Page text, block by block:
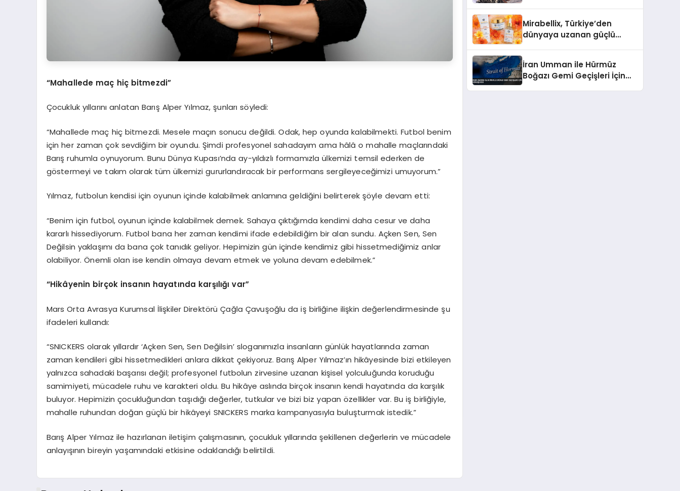
“Mahallede maç hiç bitmezdi”
Çocukluk yıllarını anlatan Barış Alper Yılmaz, şunları söyledi:
“Mahallede maç hiç bitmezdi. Mesele maçın sonucu değildi. Odak, hep oyunda kalabilmekti. Futbol benim
için her zaman çok sevdiğim bir oyundu. Şimdi profesyonel sahadayım ama hâlâ o mahalle maçlarındaki
Barış ruhumla oynuyorum. Bunu Dünya Kupası’nda ay-yıldızlı formamızla ülkemizi temsil ederken de
göstermeyi ve takım olarak tüm ülkemizi gururlandıracak bir performans sergileyeceğimizi umuyorum.”
Yılmaz, futbolun kendisi için oyunun içinde kalabilmek anlamına geldiğini belirterek şöyle devam etti:
“Benim için futbol, oyunun içinde kalabilmek demek. Sahaya çıktığımda kendimi daha cesur ve daha
kararlı hissediyorum. Futbol bana her zaman kendimi ifade edebildiğim bir alan sundu. Açken Sen, Sen
Değilsin yaklaşımı da bana çok tanıdık geliyor. Hepimizin gün içinde kendimiz gibi hissetmediğimiz anlar
olabiliyor. Önemli olan ise kendin olmaya devam etmek ve yoluna devam edebilmek.”
“Hikâyenin birçok insanın hayatında karşılığı var”
Mars Orta Avrasya Kurumsal İlişkiler Direktörü Çağla Çavuşoğlu da iş birliğine ilişkin değerlendirmesinde şu
ifadeleri kullandı:
“SNICKERS olarak yıllardır ‘Açken Sen, Sen Değilsin’ sloganımızla insanların günlük hayatlarında zaman
zaman kendileri gibi hissetmedikleri anlara dikkat çekiyoruz. Barış Alper Yılmaz’ın hikâyesinde bizi etkileyen
yalnızca sahadaki başarısı değil; profesyonel futbolun zirvesine uzanan kişisel yolculuğunda koruduğu
samimiyeti, mücadele ruhu ve karakteri oldu. Bu hikâye aslında birçok insanın kendi hayatında da karşılık
buluyor. Hepimizin çocukluğundan taşıdığı değerler, tutkular ve bizi biz yapan özellikler var. Bu iş birliğiyle,
mahalle ruhundan doğan güçlü bir hikâyeyi SNICKERS marka kampanyasıyla buluşturmak istedik.”
Barış Alper Yılmaz ile hazırlanan iletişim çalışmasının, çocukluk yıllarında şekillenen değerlerin ve mücadele
anlayışının bireyin yaşamındaki etkisine odaklandığı belirtildi.
Mirabellix, Türkiye’den
dünyaya uzanan güçlü
İran Umman ile Hürmüz
Boğazı Gemi Geçişleri İçin